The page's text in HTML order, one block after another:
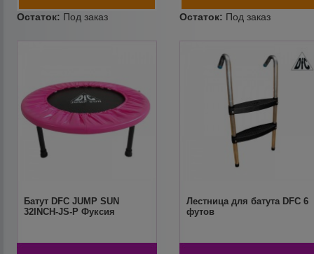
Батут DFC JUMP SUN
32INCH-JS-P Фуксия
Лестница для батута DFC 6
футов